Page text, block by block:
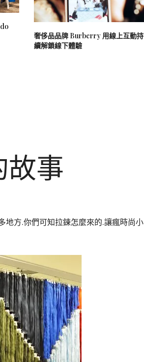
奢侈品品牌 Burberry 用線上互動持
續解鎖線下體驗
故事
地方.你們可知拉鍊怎麼來的.讓瘋時尚小